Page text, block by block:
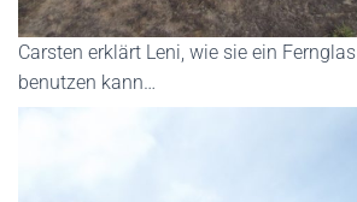
Carsten erklärt Leni, wie sie ein Fernglas
benutzen kann…